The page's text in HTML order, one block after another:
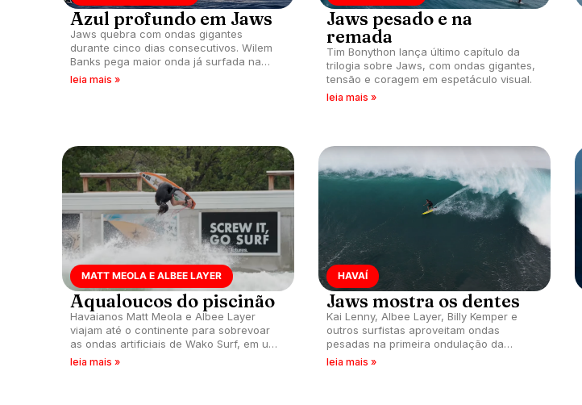
Azul profundo em Jaws
Jaws quebra com ondas gigantes
durante cinco dias consecutivos. Wilem
Banks pega maior onda já surfada na
remada, segundo especialista.
leia mais »
Jaws pesado e na
remada
Tim Bonython lança último capítulo da
trilogia sobre Jaws, com ondas gigantes,
tensão e coragem em espetáculo visual.
leia mais »
MATT MEOLA E ALBEE LAYER
Aqualoucos do piscinão
Havaianos Matt Meola e Albee Layer
viajam até o continente para sobrevoar
as ondas artificiais de Wako Surf, em um
desafio de aquaplanagem.
leia mais »
HAVAÍ
Jaws mostra os dentes
Kai Lenny, Albee Layer, Billy Kemper e
outros surfistas aproveitam ondas
pesadas na primeira ondulação da
temporada em Jaws, Havaí.
leia mais »